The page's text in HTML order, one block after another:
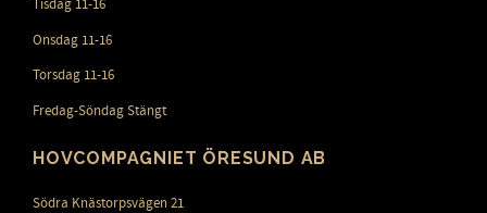
Tisdag 11-16
Onsdag 11-16
Torsdag 11-16
Fredag-Söndag Stängt
HOVCOMPAGNIET ÖRESUND AB
Södra Knästorpsvägen 21